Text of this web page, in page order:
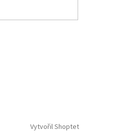
Vytvořil Shoptet